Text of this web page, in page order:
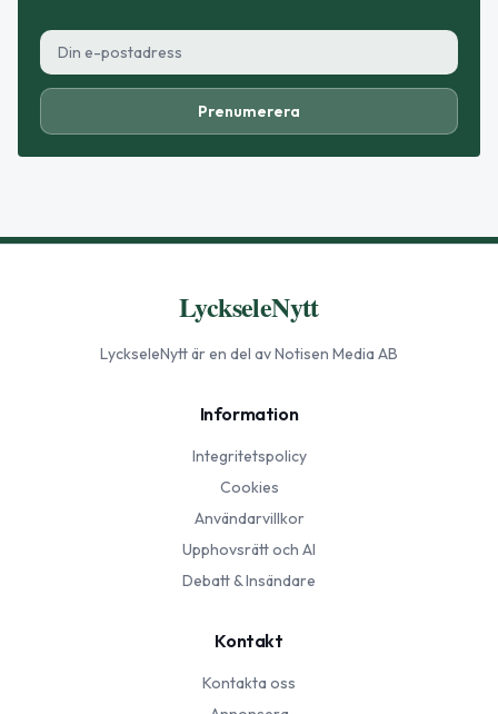
Prenumerera
LyckseleNytt
LyckseleNyttär en del av Notisen Media AB
Information
Integritetspolicy
Cookies
Användarvillkor
Upphovsrätt och AI
Debatt & Insändare
Kontakt
Kontakta oss